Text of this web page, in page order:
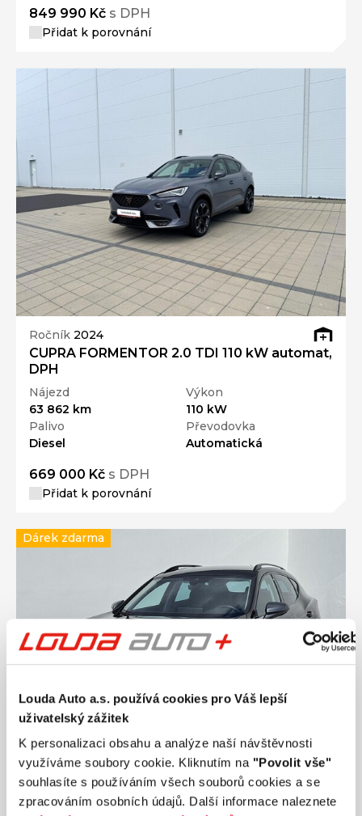
Louda Auto a.s. používá cookies pro Váš lepší
uživatelský zážitek
K personalizaci obsahu a analýze naší návštěvnosti
využíváme soubory cookie. Kliknutím na "Povolit vše"
souhlasíte s používáním všech souborů cookies a se
zpracováním osobních údajů. Další informace naleznete
849 990 Kč s DPH
Přidat k porovnání
Ročník 2024
CUPRA FORMENTOR 2.0 TDI 110 kW automat,
DPH
Nájezd
63 862 km
Výkon
110 kW
Palivo
Diesel
Převodovka
Automatická
669 000 Kč s DPH
Přidat k porovnání
Ročník 2023
Dárek zdarma